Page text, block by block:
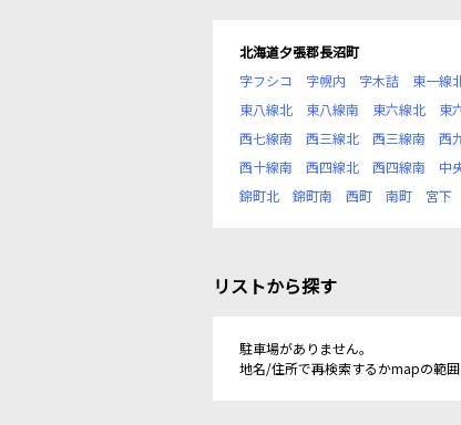
北海道夕張郡長沼町
字フシコ
字幌内 字木詰 東一線
東八線北
東八線南 東六線北 東
西七線南
西三線北 西三線南 西
西十線南
西四線北 西四線南 中
錦町北
錦町南 西町 南町 宮下
リストから探す
駐車場がありません。
地名/住所で再検索するかmapの範囲